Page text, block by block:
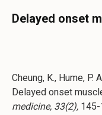
Delayed onset
Cheung, K., Hume, P.
Delayed onset
medicine, 33(2),